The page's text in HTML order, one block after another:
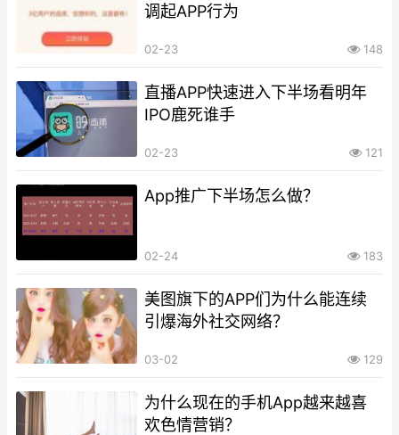
调起APP行为
02-23 148
直播APP快速进入下半场看明年
IPO鹿死谁手
02-23 121
App推广下半场怎么做？
02-24 183
美图旗下的APP们为什么能连续
引爆海外社交网络？
03-02 129
为什么现在的手机App越来越喜
欢色情营销？